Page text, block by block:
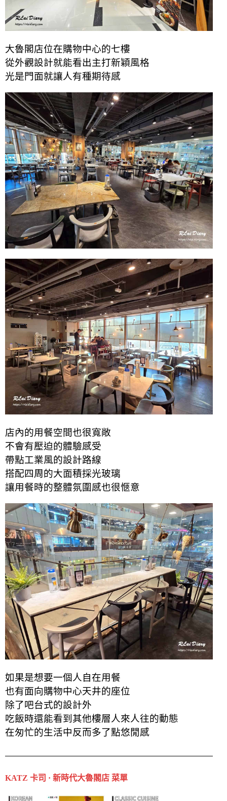
大魯閣店位在購物中心的七樓
從外觀設計就能看出主打新穎風格
光是門面就讓人有種期待感
店內的用餐空間也很寬敞
不會有壓迫的體驗感受
帶點工業風的設計路線
搭配四周的大面積採光玻璃
讓用餐時的整體氛圍感也很愜意
如果是想要一個人自在用餐
也有面向購物中心天井的座位
除了吧台式的設計外
吃飯時還能看到其他樓層人來人往的動態
在匆忙的生活中反而多了點悠閒感
KATZ 卡司 · 新時代大魯閣店 菜單